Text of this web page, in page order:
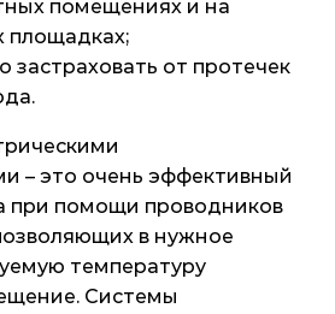
помещениях и на
площадках;
застраховать от протечек
– это очень эффективный
при помощи проводников
в нужное
температуру
Системы